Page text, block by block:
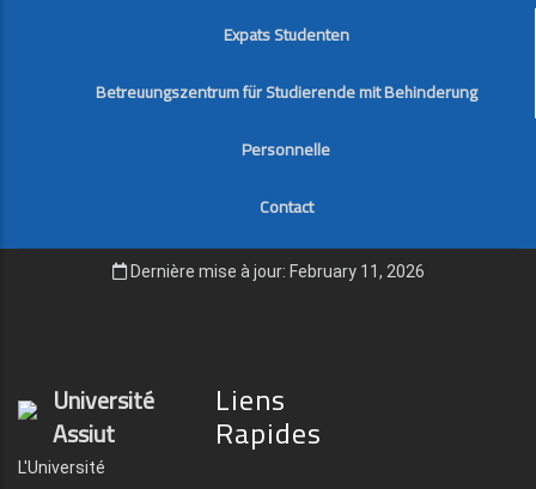
Expats Studenten
Betreuungszentrum für Studierende mit Behinderung
Personnelle
Contact
Dernière mise à jour: February 11, 2026
Université
Assiut
L'Université
Liens
Rapides